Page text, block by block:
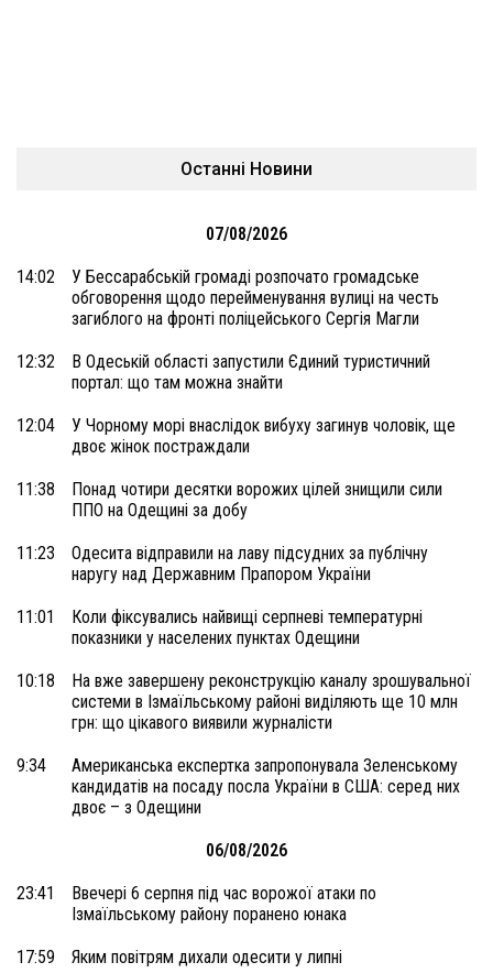
Останні Новини
07/08/2026
14:02
У Бессарабській громаді розпочато громадське
обговорення щодо перейменування вулиці на честь
загиблого на фронті поліцейського Сергія Магли
12:32
В Одеській області запустили Єдиний туристичний
портал: що там можна знайти
12:04
У Чорному морі внаслідок вибуху загинув чоловік, ще
двоє жінок постраждали
11:38
Понад чотири десятки ворожих цілей знищили сили
ППО на Одещині за добу
11:23
Одесита відправили на лаву підсудних за публічну
наругу над Державним Прапором України
11:01
Коли фіксувались найвищі серпневі температурні
показники у населених пунктах Одещини
10:18
На вже завершену реконструкцію каналу зрошувальної
системи в Ізмаїльському районі виділяють ще 10 млн
грн: що цікавого виявили журналісти
9:34
Американська експертка запропонувала Зеленському
кандидатів на посаду посла України в США: серед них
двоє – з Одещини
06/08/2026
23:41
Ввечері 6 серпня під час ворожої атаки по
Ізмаїльському району поранено юнака
17:59 Яким повітрям дихали одесити у липні